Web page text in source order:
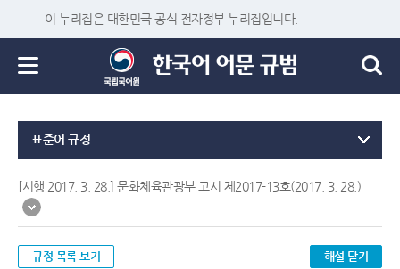
이 누리집은 대한민국 공식 전자정부 누리집입니다.
표준어 규정
[시행 2017. 3. 28.] 문화체육관광부 고시 제2017-13호(2017. 3. 28.)
규정 목록 보기 해설 닫기